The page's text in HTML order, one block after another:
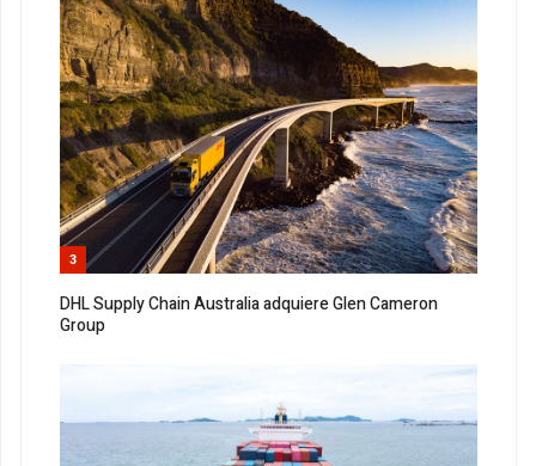
3
DHL Supply Chain Australia adquiere Glen Cameron
Group